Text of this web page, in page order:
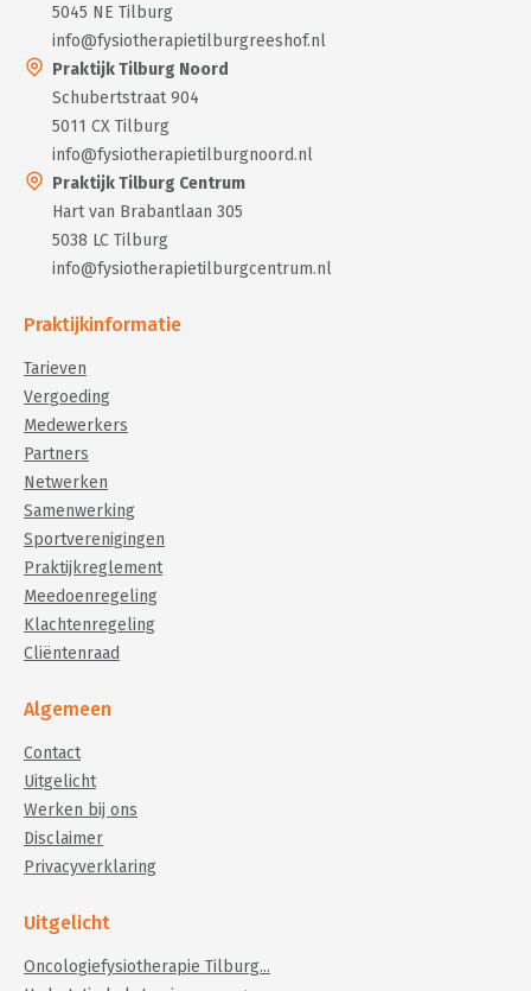
5045 NE Tilburg
info@fysiotherapietilburgreeshof.nl
Praktijk Tilburg Noord
Schubertstraat 904
5011 CX Tilburg
info@fysiotherapietilburgnoord.nl
Praktijk Tilburg Centrum
Hart van Brabantlaan 305
5038 LC Tilburg
info@fysiotherapietilburgcentrum.nl
Praktijkinformatie
Tarieven
Vergoeding
Medewerkers
Partners
Netwerken
Samenwerking
Sportverenigingen
Praktijkreglement
Meedoenregeling
Klachtenregeling
Cliëntenraad
Algemeen
Contact
Uitgelicht
Werken bij ons
Disclaimer
Privacyverklaring
Uitgelicht
Oncologiefysiotherapie Tilburg...